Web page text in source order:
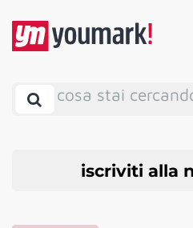
cosa stai
iscriviti alla